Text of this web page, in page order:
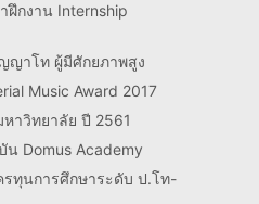
ฝึกงาน Internship
ญาโท ผู้มีศักยภาพสูง
Music Award 2017
าวิทยาลัย ปี 2561
Domus Academy
รทุนการศึกษาระดับ ป.โท-